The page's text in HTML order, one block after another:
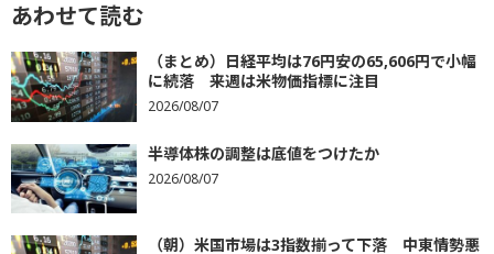
あわせて読む
（まとめ）日経平均は76円安の65,606円で小幅
に続落 来週は米物価指標に注目
2026/08/07
半導体株の調整は底値をつけたか
2026/08/07
（朝）米国市場は3指数揃って下落 中東情勢悪